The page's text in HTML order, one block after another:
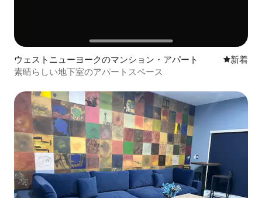
ウェストニューヨークのマンション・アパート 新しい宿
新着
素晴らしい地下室のアパートスペース